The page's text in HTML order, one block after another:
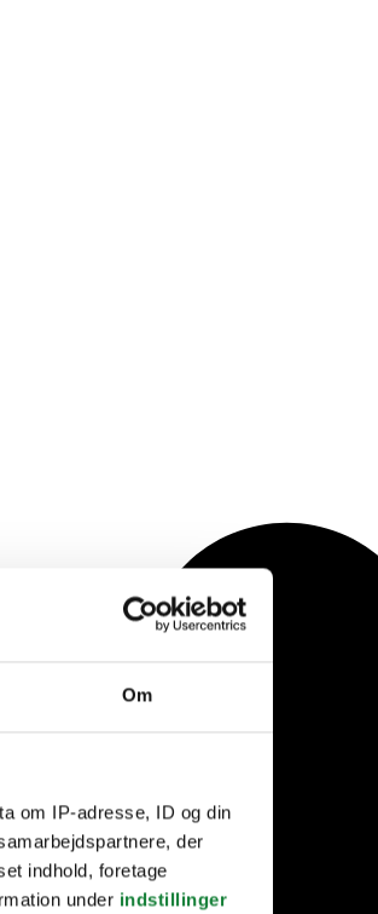
Om
om IP-adresse, ID og din
der
indhold, foretage
under indstillinger